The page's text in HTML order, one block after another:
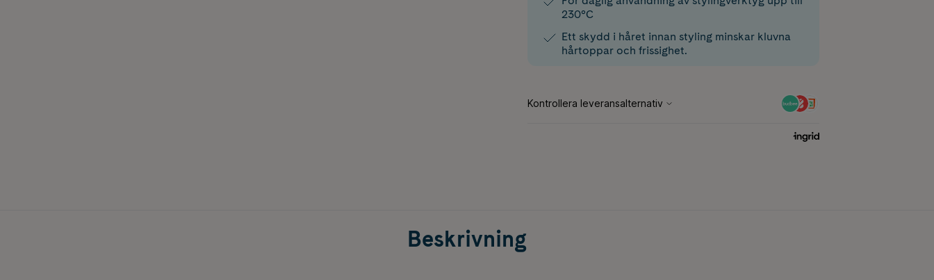
230°C
Ett skydd i håret innan styling minskar kluvna
hårtoppar och frissighet.
Beskrivning